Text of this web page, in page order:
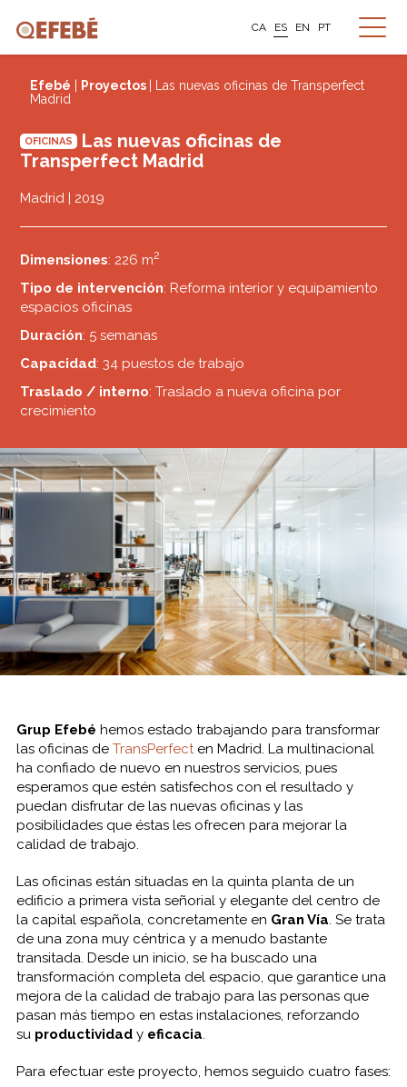
CA ES EN PT
Efebé Proyectos
| Las nuevas oficinas de Transperfect
Madrid
OFICINAS
Las nuevas oficinas de
Transperfect Madrid
Madrid | 2019
Dimensiones: 226 m2
Tipo de intervención: Reforma interior y equipamiento
espacios oficinas
Duración: 5 semanas
Capacidad: 34 puestos de trabajo
Traslado / interno: Traslado a nueva oficina por
crecimiento
Grup Efebé hemos estado trabajando para transformar
las oficinas de TransPerfecten Madrid. La multinacional
ha confiado de nuevo en nuestros servicios, pues
esperamos que estén satisfechos con el resultado y
puedan disfrutar de las nuevas oficinas y las
posibilidades que éstas les ofrecen para mejorar la
calidad de trabajo.
Las oficinas están situadas en la quinta planta de un
edificio a primera vista señorial y elegante del centro de
la capital española, concretamente en Gran Vía. Se trata
de una zona muy céntrica y a menudo bastante
transitada. Desde un inicio, se ha buscado una
transformación completa del espacio, que garantice una
mejora de la calidad de trabajo para las personas que
pasan más tiempo en estas instalaciones, reforzando
su productividady eficacia.
Para efectuar este proyecto, hemos seguido cuatro fases: